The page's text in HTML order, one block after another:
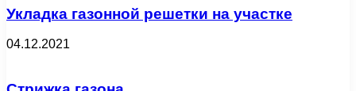
Укладка газонной решетки на участке
04.12.2021